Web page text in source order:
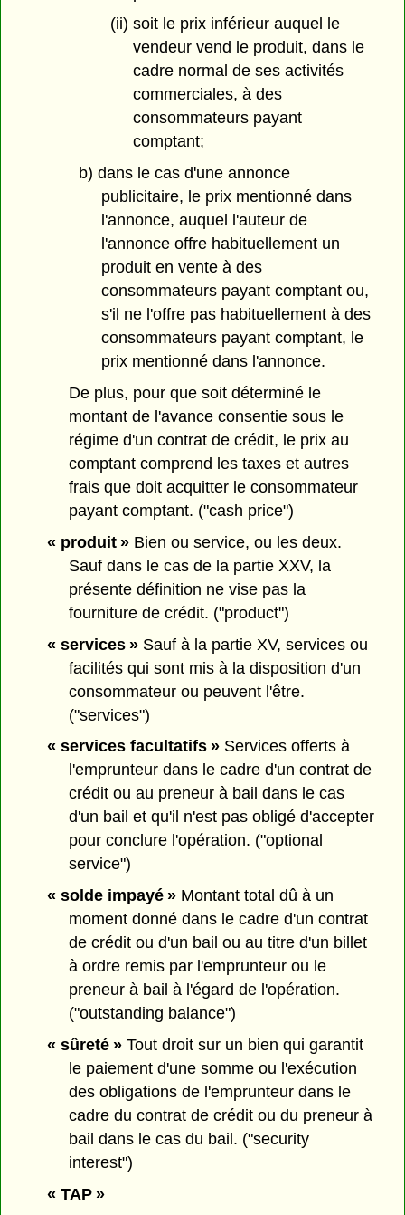
(ii) soit le prix inférieur auquel le
vendeur vend le produit, dans le
cadre normal de ses activités
commerciales, à des
consommateurs payant
comptant;
b) dans le cas d'une annonce
publicitaire, le prix mentionné dans
l'annonce, auquel l'auteur de
l'annonce offre habituellement un
produit en vente à des
consommateurs payant comptant ou,
s'il ne l'offre pas habituellement à des
consommateurs payant comptant, le
prix mentionné dans l'annonce.
De plus, pour que soit déterminé le
montant de l'avance consentie sous le
régime d'un contrat de crédit, le prix au
comptant comprend les taxes et autres
frais que doit acquitter le consommateur
payant comptant. ("cash price")
« produit » Bien ou service, ou les deux.
Sauf dans le cas de la partie XXV, la
présente définition ne vise pas la
fourniture de crédit. ("product")
« services »Sauf à la partie XV, services ou
facilités qui sont mis à la disposition d'un
consommateur ou peuvent l'être.
("services")
« services facultatifs »Services offerts à
l'emprunteur dans le cadre d'un contrat de
crédit ou au preneur à bail dans le cas
d'un bail et qu'il n'est pas obligé d'accepter
pour conclure l'opération. ("optional
service")
« solde impayé »Montant total dû à un
moment donné dans le cadre d'un contrat
de crédit ou d'un bail ou au titre d'un billet
à ordre remis par l'emprunteur ou le
preneur à bail à l'égard de l'opération.
("outstanding balance")
« sûreté »Tout droit sur un bien qui garantit
le paiement d'une somme ou l'exécution
des obligations de l'emprunteur dans le
cadre du contrat de crédit ou du preneur à
bail dans le cas du bail. ("security
interest")
« TAP »